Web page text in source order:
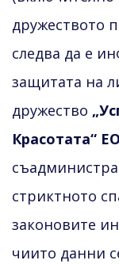
дружеството
следва да е
защитата на
дружество
Красотата“
стриктното
законовите
чиито данни